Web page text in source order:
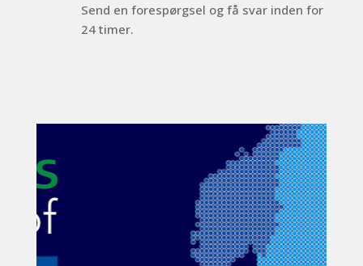
Send en forespørgsel og få svar inden for
24 timer.